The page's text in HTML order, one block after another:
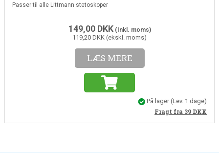
Passer til alle Littmann stetoskoper
149,00 DKK(Inkl. moms)
119,20 DKK (ekskl. moms)
LÆS MERE
På lager(Lev. 1 dage)
Fragt fra 39 DKK